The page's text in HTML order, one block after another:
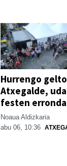
Hurrengo
Atxegalde,
festen
Noaua Aldizkaria
abu 06, 10:36